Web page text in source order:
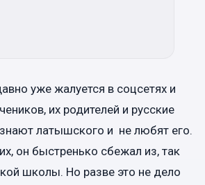
уже жалуется в соцсетях и
их родителей и русские
латышского и не любят его.
он быстренько сбежал из, так
школы. Но разве это не дело